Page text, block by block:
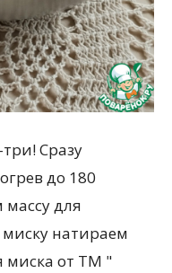
Сразу
до 180
массу для
миску натираем
миска от ТМ "